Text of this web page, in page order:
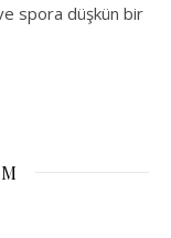
spora düşkün bir